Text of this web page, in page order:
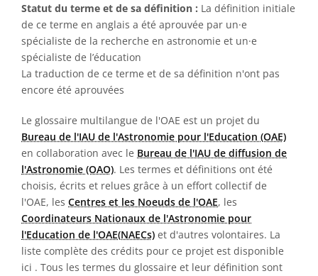
Statut du terme et de sa définition : La définition initiale
de ce terme en anglais a été aprouvée par un·e
spécialiste de la recherche en astronomie et un·e
spécialiste de l’éducation
La traduction de ce terme et de sa définition n'ont pas
encore été aprouvées
Le glossaire multilangue de l'OAE est un projet du
Bureau de l'IAU de l'Astronomie pour l'Education (OAE)
en collaboration avec le Bureau de l'IAU de diffusion de
l'Astronomie (OAO). Les termes et définitions ont été
choisis, écrits et relues grâce à un effort collectif de
l'OAE, les Centres et les Noeuds de l'OAE, les
Coordinateurs Nationaux de l'Astronomie pour
l'Education de l'OAE(NAECs) et d'autres volontaires. La
liste complète des crédits pour ce projet est disponible
ici . Tous les termes du glossaire et leur définition sont